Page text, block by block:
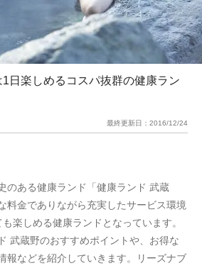
日楽しめるコスパ抜群の健康ラン
最終更新日： 2016/12/24
のある健康ランド「健康ランド 武蔵
料金でありながら充実したサービス環境
楽しめる健康ランドとなっています。
武蔵野のおすすめポイントや、お得な
報などを紹介していきます。リーズナブ